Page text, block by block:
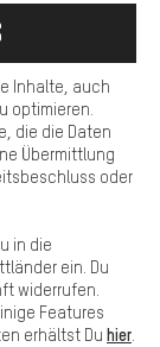
zuzüglich
USA.
Produkte zu
an, damit
werden können.
Webseite
Inhalte, auch
optimieren.
die die Daten
Übermittlung
oder
in die
ein. Du
widerrufen.
Features
erhältst Du hier